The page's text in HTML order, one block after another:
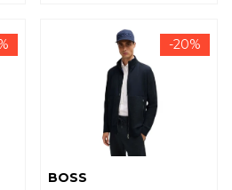
-20%
BOSS